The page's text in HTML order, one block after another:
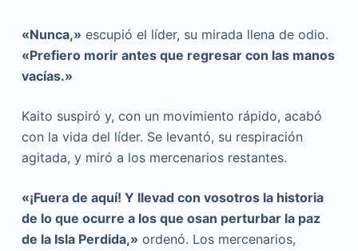
«Nunca,» escupió el líder, su mirada llena de odio.
«Prefiero morir antes que regresar con las manos
vacías.»
Kaito suspiró y, con un movimiento rápido, acabó
con la vida del líder. Se levantó, su respiración
agitada, y miró a los mercenarios restantes.
«¡Fuera de aquí! Y llevad con vosotros la historia
de lo que ocurre a los que osan perturbar la paz
de la Isla Perdida,» ordenó. Los mercenarios,